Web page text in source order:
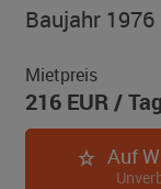
Baujahr 1976
Mietpreis
216 EUR/ Tag
Auf